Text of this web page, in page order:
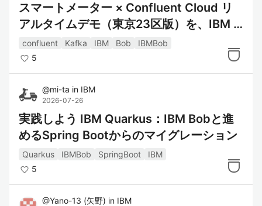
スマートメーター × Confluent Cloud リ
アルタイムデモ（東京23区版）を、IBM B
ob を使って構築しました Ver.2
confluent Kafka IBM Bob
IBMBob
5
@mi-ta in IBM
2026-07-26
実践しよう IBM Quarkus：IBM Bobと進
めるSpring Bootからのマイグレーション
Quarkus IBMBob SpringBoot
IBM
5
@Yano-13 (矢野) in IBM